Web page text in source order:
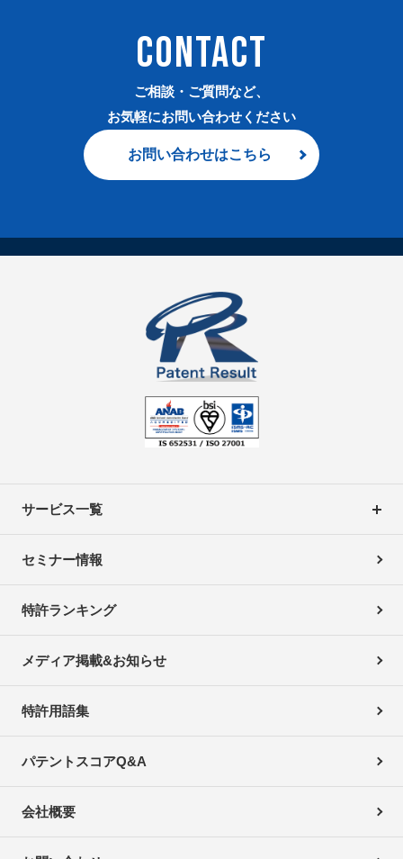
ご相談・ご質問など、
お気軽にお問い合わせください
CONTACT
お問い合わせはこちら
サービス一覧
セミナー情報
特許ランキング
メディア掲載&お知らせ
特許用語集
パテントスコアQ&A
会社概要